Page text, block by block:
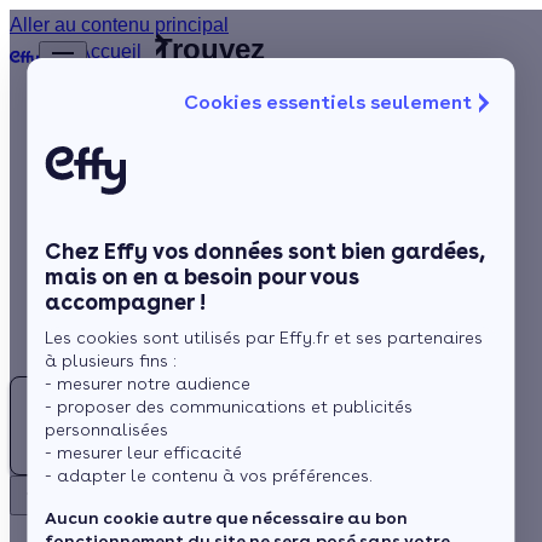
Cookies essentiels seulement
Chez Effy vos données sont bien gardées,
mais on en a besoin pour vous
accompagner !
Les cookies sont utilisés par Effy.fr et ses partenaires
à plusieurs fins :
- mesurer notre audience
- proposer des communications et publicités
personnalisées
- mesurer leur efficacité
- adapter le contenu à vos préférences.
Aucun cookie autre que nécessaire au bon
Aller au contenu principal
Chauffage
Rénovation globale
Aides et Primes
Actualités
Espace Client
Accueil
du fil
d’Ariane
Lozère
Trouvez
meilleur
solaires
(48)
Rechercher